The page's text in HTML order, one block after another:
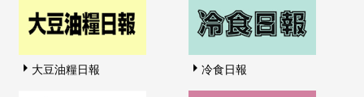
大豆油糧日報 冷食日報